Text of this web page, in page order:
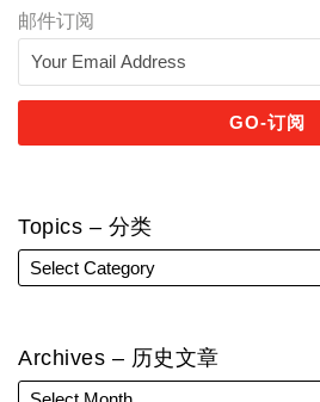
邮件订阅
Topics – 分类
Archives – 历史文章